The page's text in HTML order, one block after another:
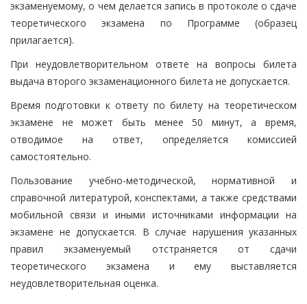
экзаменуемому, о чем делается запись в протоколе о сдаче
теоретического экзамена по Программе (образец
прилагается).
При неудовлетворительном ответе на вопросы билета
выдача второго экзаменационного билета не допускается.
Время подготовки к ответу по билету на теоретическом
экзамене не может быть менее 50 минут, а время,
отводимое на ответ, определяется комиссией
самостоятельно.
Пользование учебно-методической, нормативной и
справочной литературой, конспектами, а также средствами
мобильной связи и иными источниками информации на
экзамене не допускается. В случае нарушения указанных
правил экзаменуемый отстраняется от сдачи
теоретического экзамена и ему выставляется
неудовлетворительная оценка.